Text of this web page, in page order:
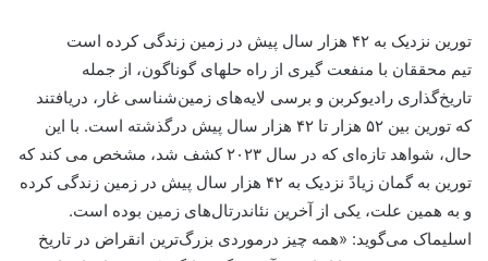
تورین نزدیک به ۴۲ هزار سال پیش در زمین زندگی کرده است
تیم محققان با منفعت گیری از راه حلهای گوناگون، از جمله
تاریخ‌گذاری رادیوکربن و برسی لایه‌های زمین‌شناسی غار، دریافتند
که تورین بین ۵۲ هزار تا ۴۲ هزار سال پیش درگذشته است. با این
حال، شواهد تازه‌ای که در سال ۲۰۲۳ کشف شد، مشخص می کند که
تورین به گمان زیادً نزدیک به ۴۲ هزار سال پیش در زمین زندگی کرده
و به همین علت، یکی از آخرین نئاندرتال‌های زمین بوده است.
اسلیماک می‌گوید: «همه چیز درمورد‌ی بزرگ‌ترین انقراض در تاریخ